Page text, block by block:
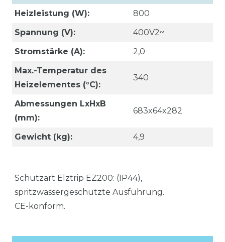
Heizleistung (W):
800
Spannung (V):
400V2~
Stromstärke (A):
2,0
Max.-Temperatur des
Heizelementes (°C):
340
Abmessungen LxHxB
(mm):
683x64x282
Gewicht (kg): 4,9
Schutzart Elztrip EZ200: (IP44),
spritzwassergeschützte Ausführung.
CE-konform.